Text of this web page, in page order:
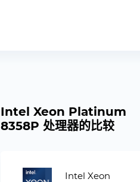
Intel Xeon Platinum
8358P 处理器的比较
Intel Xeon